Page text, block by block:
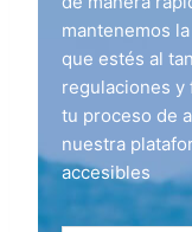
mantenemos
que estés al
regulaciones y
tu proceso de
nuestra
accesibles